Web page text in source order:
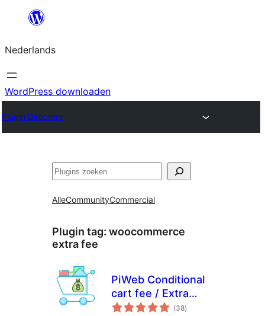
de
inhoud
Nederlands
WordPress downloaden
Plugin Directory
Zoeken
AlleCommunityCommercial
Plugin tag: woocommerce
extra fee
PiWeb Conditional
cart fee / Extra
charge rule for
(38totaal
waarderingen
)